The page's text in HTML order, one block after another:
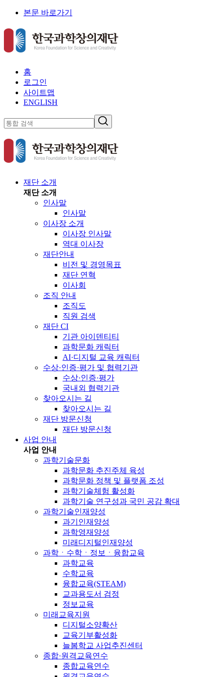
본문 바로가기
홈
로그인
사이트맵
ENGLISH
재단 소개
재단 소개
인사말
인사말
이사장 소개
이사장 인사말
역대 이사장
재단안내
비전 및 경영목표
재단 연혁
이사회
조직 안내
조직도
직원 검색
재단 CI
기관 아이덴티티
과학문화 캐릭터
AI·디지털 교육 캐릭터
수상·인증·평가 및 협력기관
수상·인증·평가
국내외 협력기관
찾아오시는 길
찾아오시는 길
재단 방문신청
재단 방문신청
사업 안내
사업 안내
과학기술문화
과학문화 추진주체 육성
과학문화 정책 및 플랫폼 조성
과학기술체험 활성화
과학기술 연구성과 국민 공감 확대
과학기술인재양성
과기인재양성
과학영재양성
미래디지털인재양성
과학ㆍ수학ㆍ정보ㆍ융합교육
과학교육
수학교육
융합교육(STEAM)
교과용도서 검정
정보교육
미래교육지원
디지털소양확산
교육기부활성화
늘봄학교 사업추진센터
종합·원격교육연수
종합교육연수